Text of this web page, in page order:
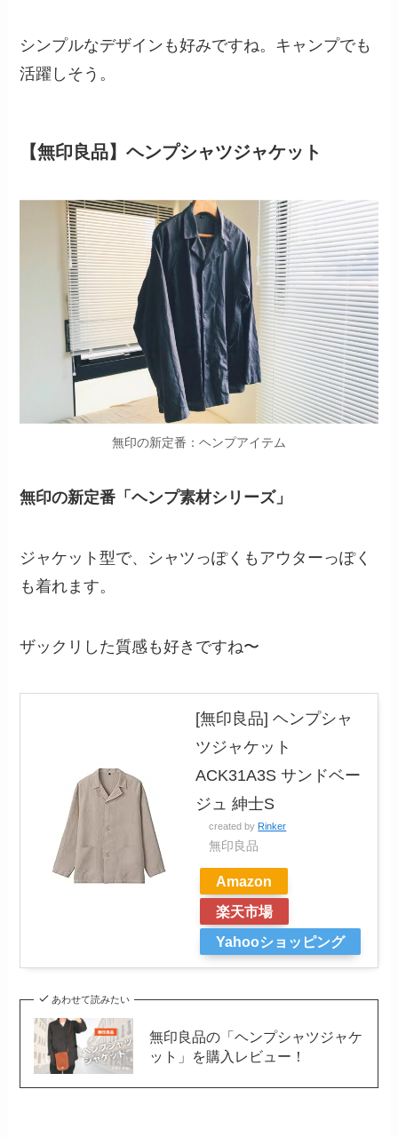
シンプルなデザインも好みですね。キャンプでも
活躍しそう。
【無印良品】ヘンプシャツジャケット
無印の新定番：ヘンプアイテム
無印の新定番「ヘンプ素材シリーズ」
ジャケット型で、シャツっぽくもアウターっぽく
も着れます。
ザックリした質感も好きですね〜
[無印良品] ヘンプシャ
ツジャケット
ACK31A3S サンドベー
ジュ 紳士S
created by Rinker
無印良品
Amazon
楽天市場
Yahooショッピング
あわせて読みたい
無印良品の「ヘンプシャツジャケ
ット」を購入レビュー！